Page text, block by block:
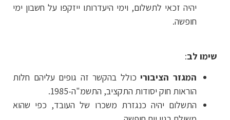
יהיה זכאי לתשלום, וימי היעדרותו ייזקפו על חשבון ימי
חופשה.
שימו לב:
המגזר הציבוריכולל בהקשר זה גופים עליהם חלות
הוראות חוק יסודות התקציב, התשמ"ה-1985.
התשלום יהיה כנגזרת משכרו של העובד, כפי שהוא